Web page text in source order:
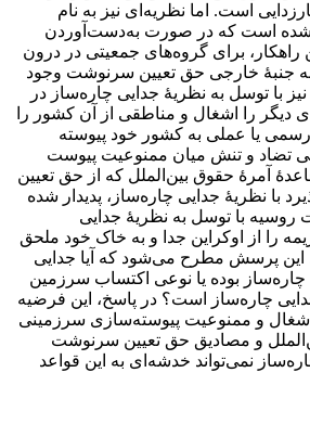
است. اما نظریه‌ای نیز به نام
شده است که در صورت به‌دست‌آوردن
راهکار، برای گروه‌های جمعیتی در درون
جنبۀ خارجی حق تعیین سرنوشت وجود
با توسل به نظریۀ جدایی چاره‌ساز در
را اشغال و مناطقی از آن کشور را
یا عملی به کشور خود پیوسته
تضاد و تنش میان ممنوعیت پیوست
آمرۀ حقوق بین‌الملل که از حق تعیین
با نظریۀ جدایی چاره‌ساز، پدیدار شده
روسیه با توسل به نظریۀ جدایی
را از اوکراین جدا و به خاک خود ملحق
این پرسش مطرح می‌شود که آیا جدایی
چاره‌ساز بوده یا نوعی اکتساب سرزمین
چاره‌ساز است‌؟ در پاسخ، این فرضیه
و ممنوعیت پیوسته‌سازی سرزمینی
و مصادیق حق تعیین سرنوشت
نمی‌تواند خدشه‌ای به این قواعد